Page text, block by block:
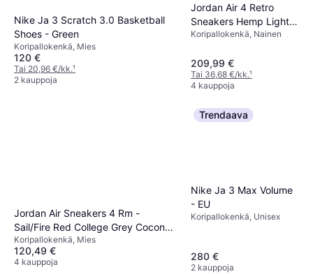
Nike Ja 3 Scratch 3.0 Basketball
Shoes - Green
Koripallokenkä, Mies
120 €
Tai 20,96 €/kk.¹
2 kauppoja
Jordan Air 4 Retro
Sneakers Hemp Light
Orewood Brown
Koripallokenkä, Nainen
209,99 €
Tai 36,68 €/kk.¹
4 kauppoja
Jordan Air Sneakers 4 Rm -
Sail/Fire Red College Grey Coconut
Milk
Koripallokenkä, Mies
120,49 €
4 kauppoja
Trendaava
Nike Ja 3 Max Volume
- EU
Koripallokenkä, Unisex
280 €
2 kauppoja